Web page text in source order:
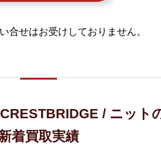
合せはお受けしておりません。
/ ニット
着買取実績